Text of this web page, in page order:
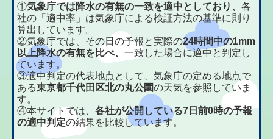
①気象庁では降水の有無の一致を適中としており、各
社の「適中率」は気象庁による検証方法の基準に則り
算出しています。
②気象庁では、その日の予報と実際の24時間中の1mm
以上降水の有無を比べ、一致した場合に適中と判定し
ています。
③適中判定の代表地点として、気象庁の定める地点で
ある東京都千代田区北の丸公園の天気を参照していま
す。
④本サイトでは、各社が公開している7日前0時の予報
の適中判定の結果を比較しています。